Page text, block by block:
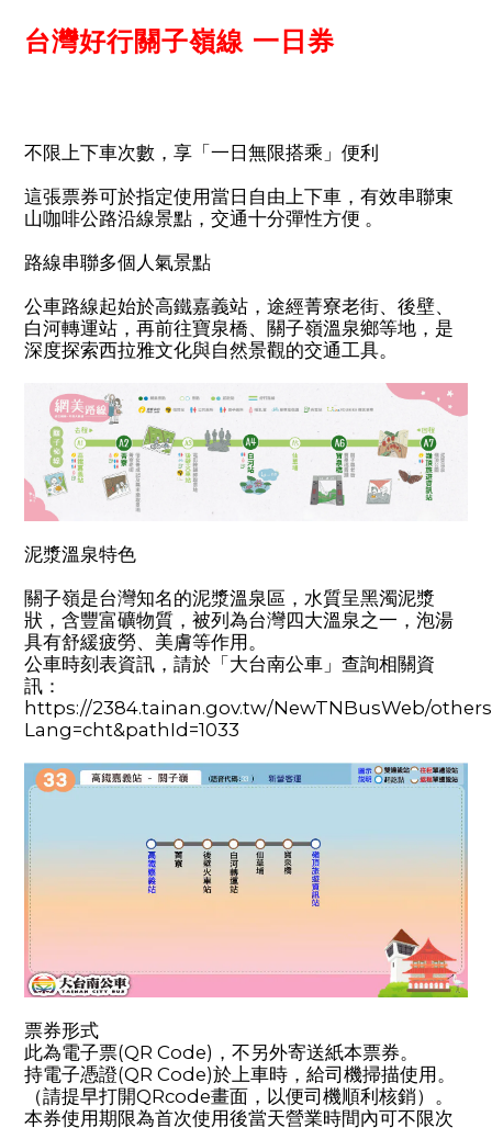
台灣好行關子嶺線 一日券
不限上下車次數，享「一日無限搭乘」便利
這張票券可於指定使用當日自由上下車，有效串聯東
山咖啡公路沿線景點， 交通十分彈性方便 。
路線串聯多個人氣景點
公車路線起始於高鐵嘉義站，途經菁寮老街、後壁、
白河轉運站，再前往寶泉橋、關子嶺溫泉鄉等地，是
深度探索西拉雅文化與自然景觀的交通工具。
泥漿溫泉特色
關子嶺是台灣知名的泥漿溫泉區，水質呈黑濁泥漿
狀，含豐富礦物質，被列為台灣四大溫泉之一，泡湯
具有舒緩疲勞、美膚等作用。
公車時刻表資訊，請於「大台南公車」查詢相關資
訊：
https://2384.tainan.gov.tw/NewTNBusWeb/
Lang=cht&pathId=1033
票券形式
此為電子票(QR Code)，不另外寄送紙本票券。
持電子憑證(QR Code)於上車時，給司機掃描使用。
（請提早打開QRcode畫面，以便司機順利核銷）。
本券使用期限為首次使用後當天營業時間內可不限次